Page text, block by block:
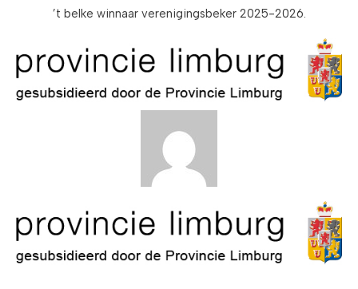
’t belke winnaar verenigingsbeker 2025-2026.